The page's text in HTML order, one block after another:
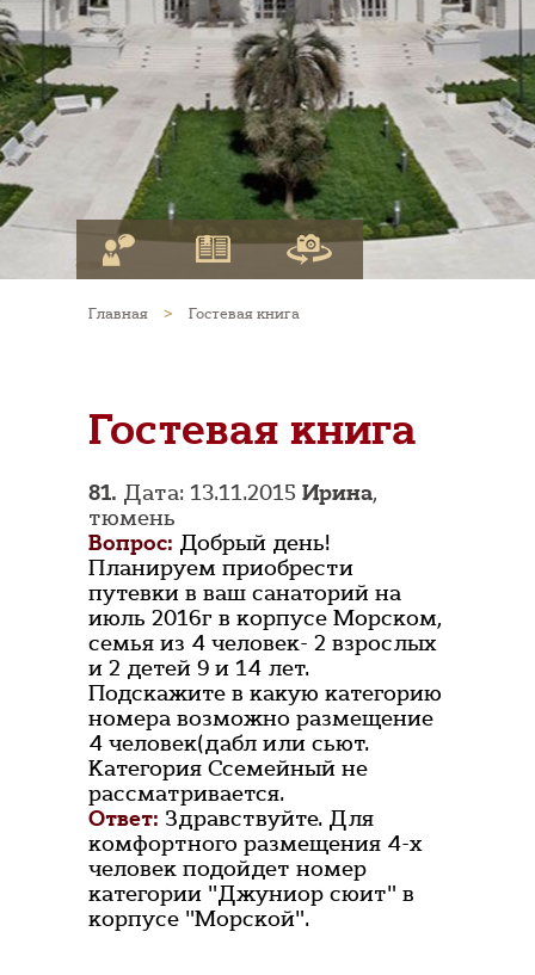
Главная > Гостевая книга
Гостевая книга
81. Дата: 13.11.2015 Ирина,
тюмень
Вопрос: Добрый день!
Планируем приобрести
путевки в ваш санаторий на
июль 2016г в корпусе Морском,
семья из 4 человек- 2 взрослых
и 2 детей 9 и 14 лет.
Подскажите в какую категорию
номера возможно размещение
4 человек(дабл или сьют.
Категория Ссемейный не
рассматривается.
Ответ: Здравствуйте. Для
комфортного размещения 4-х
человек подойдет номер
категории "Джуниор сюит" в
корпусе "Морской".